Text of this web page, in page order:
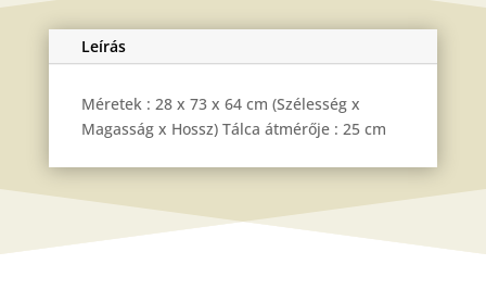
Leírás
Méretek : 28 x 73 x 64 cm (Szélesség x
Magasság x Hossz) Tálca átmérője : 25 cm